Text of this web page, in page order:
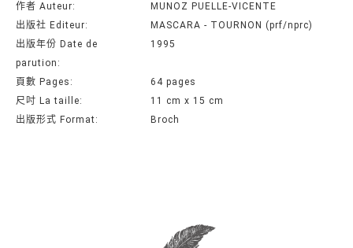
作者 Auteur:
MUNOZ PUELLE-VICENTE
出版社 Editeur:
MASCARA - TOURNON (prf/nprc)
出版年份 Date de
parution:
1995
頁數 Pages:
64 pages
尺吋 La taille:
11 cm x 15 cm
出版形式 Format:
Broch